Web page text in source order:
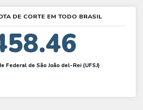
DE CORTE EM TODO BRASIL
Federal de São João del-Rei (UFSJ)